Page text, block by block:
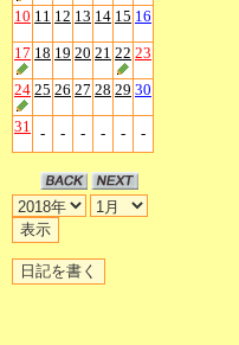
10 11 12 13 14 15 16
17 18 19 20 21 22 23
24 25 26 27 28 29 30
31 - - - - - -